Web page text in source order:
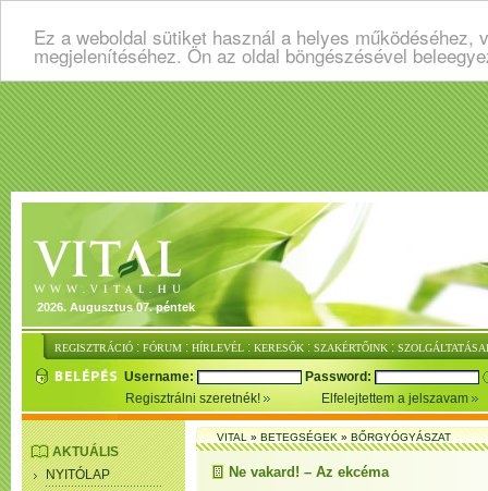
Ez a weboldal sütiket használ a helyes
megjelenítéséhez. Ön az oldal böngészésével
2026. Augusztus 07. péntek
REGISZTRÁCIÓ : FÓRUM : HÍRLEVÉL : KERESŐK : SZAKÉRTŐINK :
Username:
Password:
Regisztrálni szeretnék!
Elfelejtettem a jelszavam
AKTUÁLIS
NYITÓLAP
VITAL»BETEGSÉGEK»BŐRGYÓGYÁSZAT
Ne vakard! – Az ekcéma